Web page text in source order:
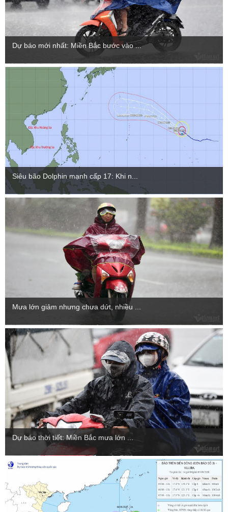
Dự báo mới nhất: Miền Bắc bước vào ...
Siêu bão Dolphin mạnh cấp 17: Khi n...
Mưa lớn giảm nhưng chưa dứt, nhiều ...
Dự báo thời tiết: Miền Bắc mưa lớn ...